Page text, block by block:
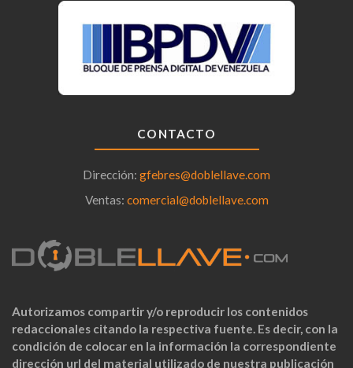
CONTACTO
Dirección: gfebres@doblellave.com
Ventas: comercial@doblellave.com
Autorizamos compartir y/o reproducir los contenidos
redaccionales citando la respectiva fuente. Es decir, con la
condición de colocar en la información la correspondiente
dirección url del material utilizado de nuestra publicación